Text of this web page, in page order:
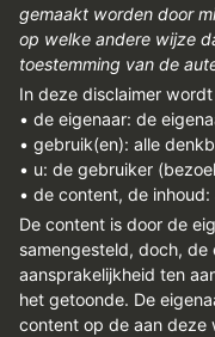
gemaakt worden door
op welke andere wijze
toestemming van de
In deze disclaimer
• de eigenaar: de
• gebruik(en): alle
• u: de gebruiker
• de content, de
De content is door de
samengesteld, doch,
aansprakelijkheid ten
het getoonde. De
content op de aan